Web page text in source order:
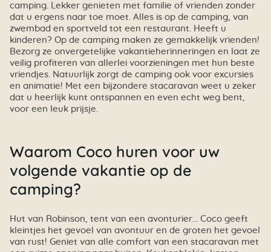
camping. Lekker genieten met familie of vrienden zonder
dat u ergens naar toe moet. Alles is op de camping, van
zwembad en sportveld tot een restaurant. Heeft u
kinderen? Op de camping maken ze gemakkelijk vrienden!
Bezorg ze onvergetelijke vakantieherinneringen en laat ze
veilig profiteren van allerlei voorzieningen met hun beste
vriendjes. Natuurlijk zorgt de camping ook voor excursies
en animatie! Met een bijzondere stacaravan weet u zeker
dat u heerlijk kunt ontspannen en even echt weg bent,
voor een leuk prijsje.
Waarom Coco huren voor uw
volgende vakantie op de
camping?
Hut van Robinson, tent van een avonturier… Coco geeft
kleintjes het gevoel van avontuur en de groten het gevoel
van rust! Geniet van alle comfort van een stacaravan met